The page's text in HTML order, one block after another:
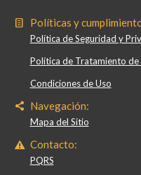
Políticas y
Política de Seguridad y
Política de Tratamiento
Condiciones de Uso
Navegación:
Mapa del Sitio
Contacto:
PQRS